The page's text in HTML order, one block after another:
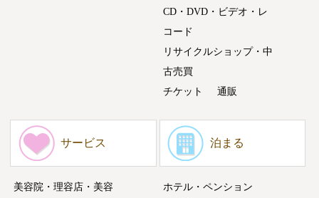
CD・DVD・ビデオ・レ
コード
リサイクルショップ・中
古売買
チケット
通販
サービス
美容院・理容店・美容
泊まる
ホテル・ペンション